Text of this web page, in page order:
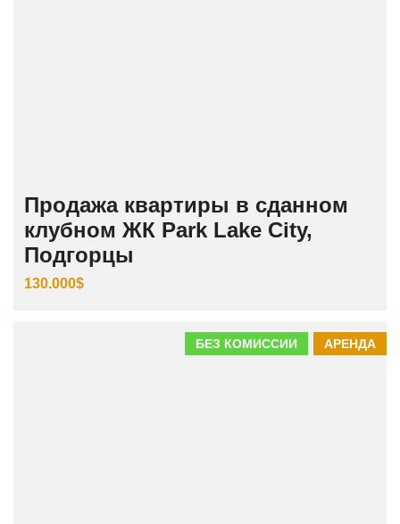
Продажа квартиры в сданном
клубном ЖК Park Lake City,
Подгорцы
130.000$
АРЕНДА
БЕЗ КОМИССИИ